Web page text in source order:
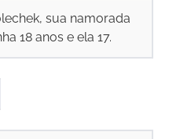
sua namorada
18 anos e ela 17.